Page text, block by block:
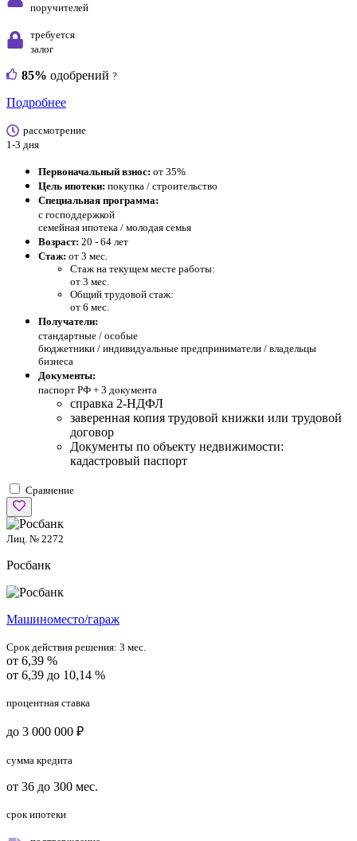
поручителей
требуется
залог
85% одобрений ?
Подробнее
рассмотрение
1-3 дня
Первоначальный взнос: от 35%
Цель ипотеки: покупка / строительство
Специальная программа:
с господдержкой
семейная ипотека / молодая семья
Возраст: 20 - 64 лет
Стаж: от 3 мес.
Стаж на текущем месте работы:
от 3 мес.
Общий трудовой стаж:
от 6 мес.
Получатели:
стандартные / особые
бюджетники / индивидуальные предприниматели / владельцы
бизнеса
Документы:
паспорт РФ + 3 документа
справка 2-НДФЛ
заверенная копия трудовой книжки или трудовой
договор
Документы по объекту недвижимости:
кадастровый паспорт
Сравнение
Лиц. № 2272
Росбанк
Машиноместо/гараж
Срок действия решения: 3 мес.
от 6,39 %
от 6,39 до 10,14 %
процентная ставка
до 3 000 000 ₽
сумма кредита
от 36 до 300 мес.
срок ипотеки